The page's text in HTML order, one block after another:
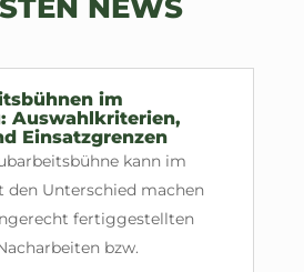
NEWS
im
Auswahlkriterien,
Einsatzgrenzen
kann im
den Unterschied machen
fertiggestellten
bzw.